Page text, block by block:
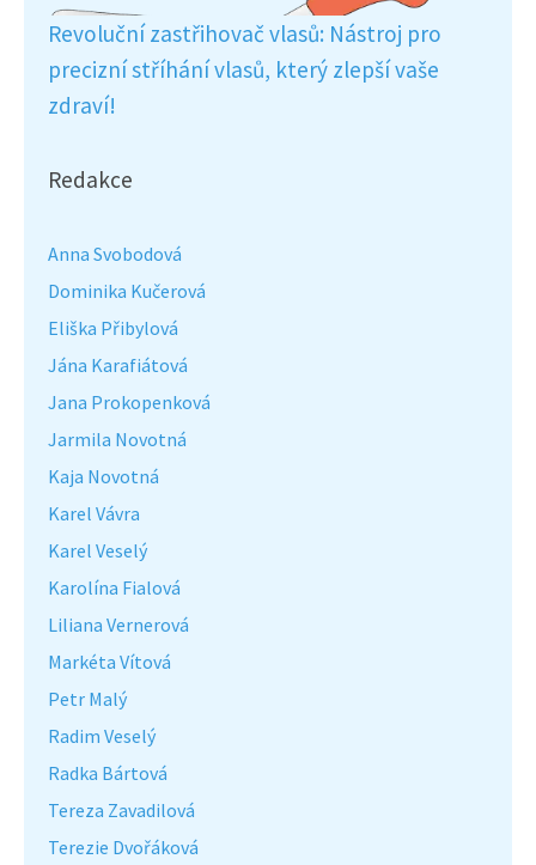
Revoluční zastřihovač vlasů: Nástroj pro
precizní stříhání vlasů, který zlepší vaše
zdraví!
Redakce
Anna Svobodová
Dominika Kučerová
Eliška Přibylová
Jána Karafiátová
Jana Prokopenková
Jarmila Novotná
Kaja Novotná
Karel Vávra
Karel Veselý
Karolína Fialová
Liliana Vernerová
Markéta Vítová
Petr Malý
Radim Veselý
Radka Bártová
Tereza Zavadilová
Terezie Dvořáková